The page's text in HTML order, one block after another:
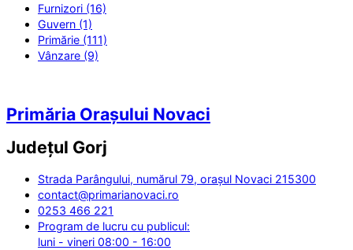
Furnizori (16)
Guvern (1)
Primărie (111)
Vânzare (9)
Primăria Orașului Novaci
Județul Gorj
Strada Parângului, numărul 79, orașul Novaci 215300
contact@primarianovaci.ro
0253 466 221
Program de lucru cu publicul:
luni - vineri 08:00 - 16:00